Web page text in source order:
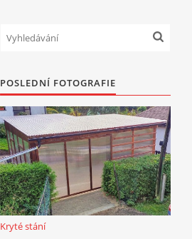
POSLEDNÍ FOTOGRAFIE
Kryté stání